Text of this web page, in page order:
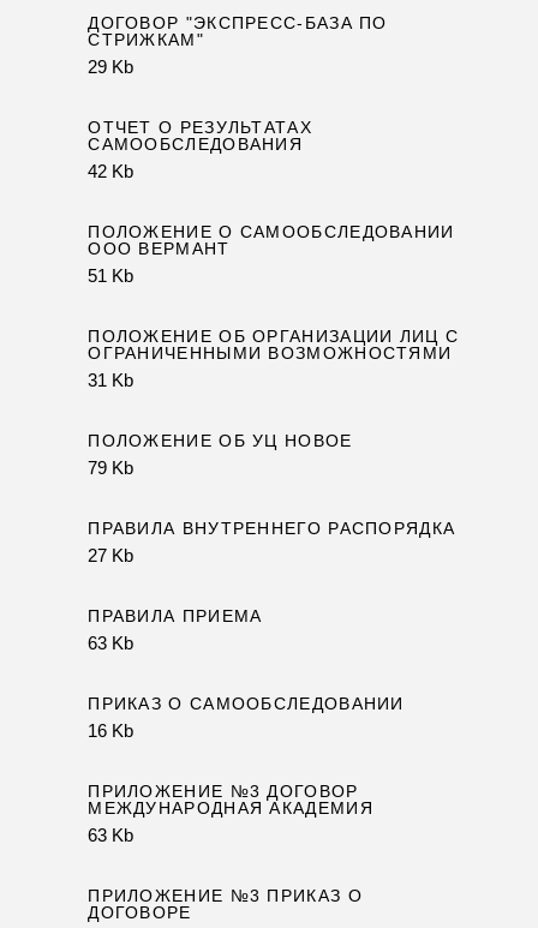
ДОГОВОР "ЭКСПРЕСС-БАЗА ПО
СТРИЖКАМ"
29 Kb
ОТЧЕТ О РЕЗУЛЬТАТАХ
САМООБСЛЕДОВАНИЯ
42 Kb
ПОЛОЖЕНИЕ О САМООБСЛЕДОВАНИИ
ООО ВЕРМАНТ
51 Kb
ПОЛОЖЕНИЕ ОБ ОРГАНИЗАЦИИ ЛИЦ С
ОГРАНИЧЕННЫМИ ВОЗМОЖНОСТЯМИ
31 Kb
ПОЛОЖЕНИЕ ОБ УЦ НОВОЕ
79 Kb
ПРАВИЛА ВНУТРЕННЕГО РАСПОРЯДКА
27 Kb
ПРАВИЛА ПРИЕМА
63 Kb
ПРИКАЗ О САМООБСЛЕДОВАНИИ
16 Kb
ПРИЛОЖЕНИЕ №3 ДОГОВОР
МЕЖДУНАРОДНАЯ АКАДЕМИЯ
63 Kb
ПРИЛОЖЕНИЕ №3 ПРИКАЗ О
ДОГОВОРЕ